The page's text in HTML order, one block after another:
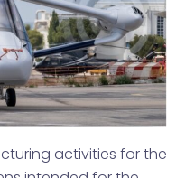
activities for the